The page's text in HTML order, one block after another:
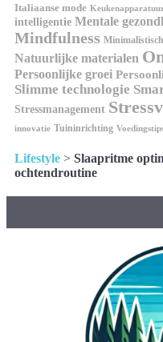
Italiaanse mode
intelligentie Mentale
Mindfulness
Natuurlijke materialen
Persoonlijke groei
Slimme technologie
Stressmanagement
innovatie Tuininrichting
Lifestyle > Slaapritme
ochtendroutine